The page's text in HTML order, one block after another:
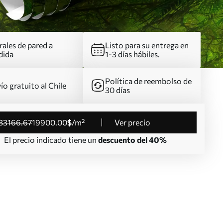
de pared a
Listo para su entrega en
1-3 días hábiles.
gratuito al Chile
Política de reembolso de
30 días
.6719900.00$/m²
Ver precio
El precio indicado tiene un descuento del 40%